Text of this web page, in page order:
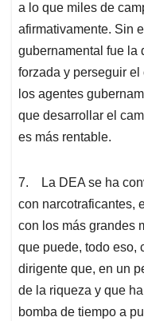
a lo que miles de
afirmativamente. Sin
gubernamental fue la
forzada y perseguir
los agentes
que desarrollar el
es más rentable.
7. La DEA se ha
con narcotraficantes,
con los más grandes
que puede, todo eso,
dirigente que, en un
de la riqueza y que
bomba de tiempo a